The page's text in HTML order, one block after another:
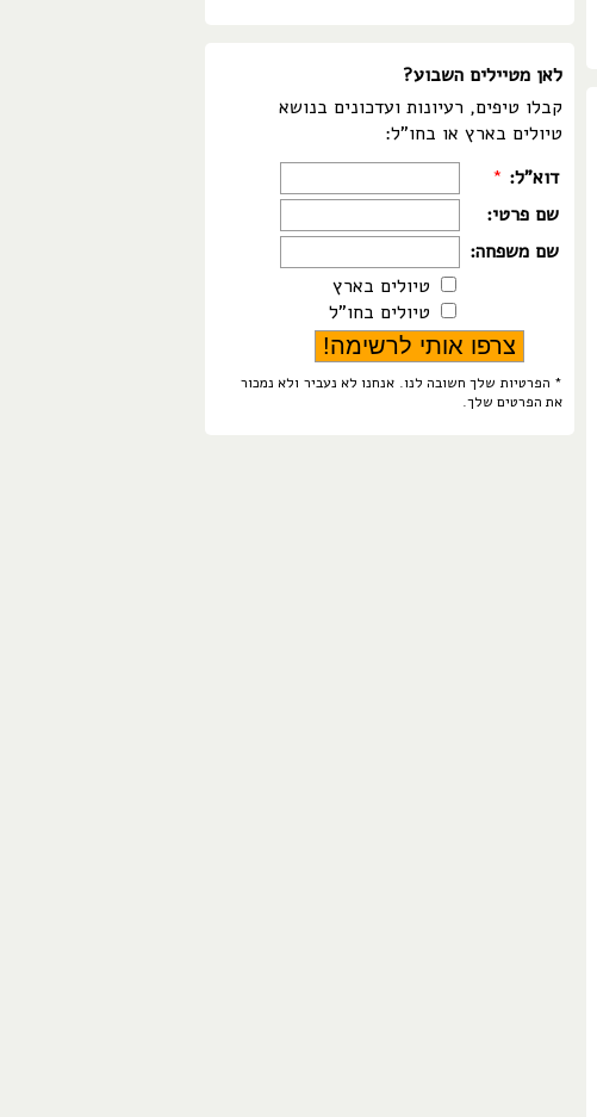
לאן מטיילים השבוע?
קבלו טיפים, רעיונות ועדכונים בנושא
טיולים בארץ או בחו"ל:
דוא"ל: *
שם פרטי:
שם משפחה:
טיולים בארץ
טיולים בחו"ל
* הפרטיות שלך חשובה לנו. אנחנו לא נעביר ולא נמכור
את הפרטים שלך.